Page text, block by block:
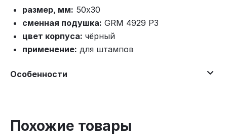
размер, мм: 50х30
сменная подушка: GRM 4929 P3
цвет корпуса: чёрный
применение: для штампов
Особенности
Похожие товары